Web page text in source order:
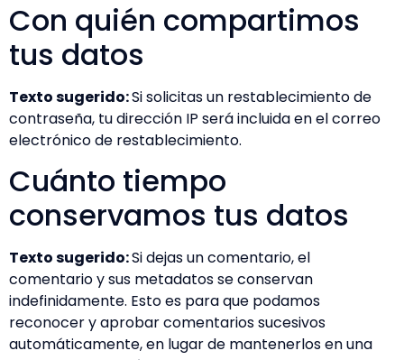
Con quién compartimos
tus datos
Texto sugerido:Si solicitas un restablecimiento de
contraseña, tu dirección IP será incluida en el correo
electrónico de restablecimiento.
Cuánto tiempo
conservamos tus datos
Texto sugerido:Si dejas un comentario, el
comentario y sus metadatos se conservan
indefinidamente. Esto es para que podamos
reconocer y aprobar comentarios sucesivos
automáticamente, en lugar de mantenerlos en una